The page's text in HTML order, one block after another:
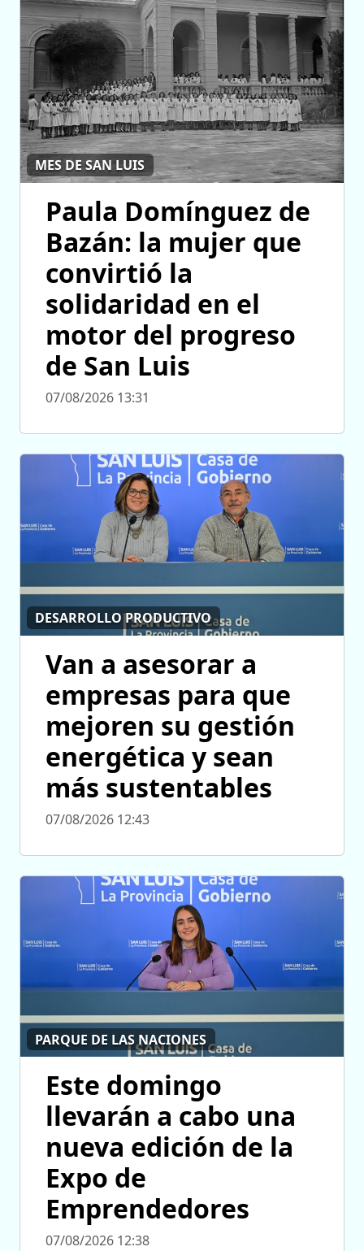
MES DE SAN LUIS
Paula Domínguez de
Bazán: la mujer que
convirtió la
solidaridad en el
motor del progreso
de San Luis
07/08/2026 13:31
DESARROLLO PRODUCTIVO
Van a asesorar a
empresas para que
mejoren su gestión
energética y sean
más sustentables
07/08/2026 12:43
PARQUE DE LAS NACIONES
Este domingo
llevarán a cabo una
nueva edición de la
Expo de
Emprendedores
07/08/2026 12:38